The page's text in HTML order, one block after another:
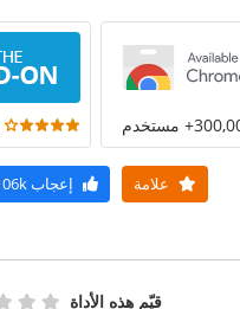
مستخدم
علامة إعجاب
قيّم هذه الأداة